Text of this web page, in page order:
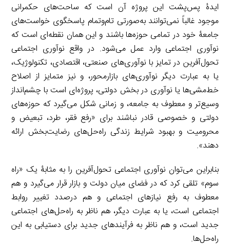
ایدۀ پس‌پشت این پروژه آن است که ساحت‌های حکمرانی
موجود غالباً نمی‌توانند به‌صورتی تام‌وتمام پاسخگوی خواست‌های
جامعۀ خود در تمامی حوزه‌ها باشند و این همان نقطه‌ای است که
نوآوری اجتماعی وارد عمل می‌شود. در واقع نوآوری اجتماعی
تحول‌آفرین در تمایز با نوآوری‌های صنعتی، اقتصادی، تکنولوژیک،
یا به عبارت دیگر نوآوری‌های بازارمحور، و نیز متمایز از اصلاح
خط‌مشی‌ها یا نوآوری در بخش دولتی، پروژه‌ای است با چشم‌انداز
وسیع‌تر و معطوف به جامعه، و زمانی شکل می‌گیرد که حوزه‌های
دولتی و خصوصی قادر نباشند برای «رفع فقر، طرد، تبعیض و
محرومیت و بهبود شرایط زندگی راه‌حل‌های رضایت‌بخش ارائه
دهند».
بنابراین می‌توان نوآوری اجتماعی تحول‌آفرین را به مثابۀ یک «راه
سوم» تلقی کرد که در فضای میان دولت و بازار قرار می‌گیرد و هم
معطوف به رفع نیازهای اجتماعی و هم درصدد تغییر روابط
اجتماعی است، یا به عبارت دیگر، هم ناظر به راه‌حل‌های اجتماعی
جدید است، و هم ناظر به فرآیندهای جدید برای دستیابی به این
راه‌حل‌ها.